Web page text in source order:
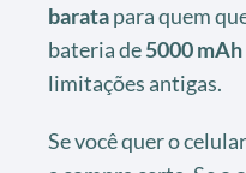
baratapara quem
bateria de5000 mAh
limitações antigas.
Se você quer o